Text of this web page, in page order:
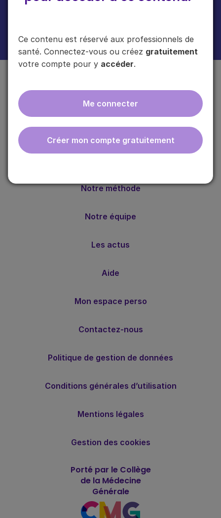
Ce contenu est réservé aux professionnels de
santé. Connectez-vous ou créez gratuitement
votre compte pour y accéder.
Me connecter
Créer mon compte gratuitement
Plus d'informations sur l'usage de vos donnéesici.
ebmfrance est une base de connaissances médicales
gratuite adaptée à la pratique de la médecine générale.
Notre méthode
Notre équipe
Les actus
Aide
Mon espace perso
Contactez-nous
Politique de gestion de données
Conditions générales d’utilisation
Mentions légales
Gestion des cookies
Porté par le Collège
de la Médecine
Générale